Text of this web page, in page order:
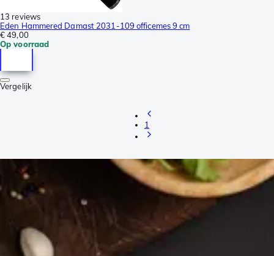
13 reviews
Eden Hammered Damast 2031-109 officemes 9 cm
€ 49,00
Op voorraad
Vergelijk
1